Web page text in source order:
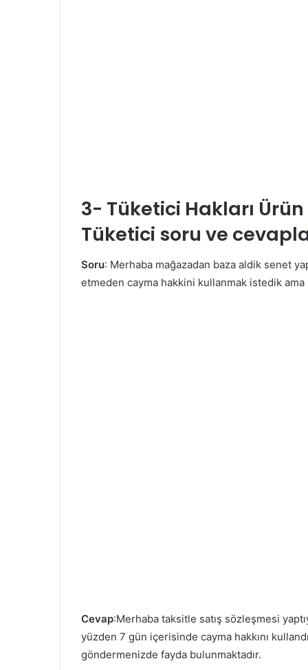
3- Tüketici Hakları
Tüketici soru ve
Soru: Merhaba mağazadan baza aldik senet
etmeden cayma hakkini kullanmak istedik ama
Cevap:Merhaba taksitle satış sözleşmesi
yüzden 7 gün içerisinde cayma hakkını
göndermenizde fayda bulunmaktadır.